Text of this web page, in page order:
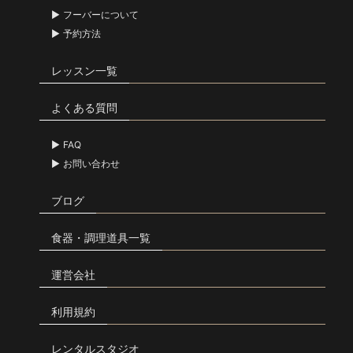
フーバーについて
予約方法
レッスン一覧
よくある質問
FAQ
お問い合わせ
ブログ
食器・調理道具一覧
運営会社
利用規約
レンタルスタジオ